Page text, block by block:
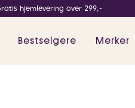
hjemlevering over 299,-
Bestselgere Merker